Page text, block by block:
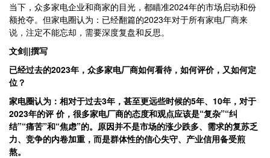
当下，众多家电企业和商家的目光，都瞄准2024年的市场启动和份
额抢夺。但家电圈认为：已经翻篇的2023年对于所有家电厂商来
说，注定不能忘却，需要深度复盘和反思。
文剑||撰写
已经过去的2023年，众多家电厂商如何看待，如何评价，又如何定
位？
家电圈认为：相对于过去3年，甚至更远些时候的5年、10年，对于
2023年的评 价，很多家电厂商的态度和观点应该是“复杂”“纠
结”“痛苦”和“焦虑”的。原因并不是市场的涨少跌多、需求的复苏乏
力、竞争的内卷加重，而是群体性的信心失守、产业信用备受煎
熬。